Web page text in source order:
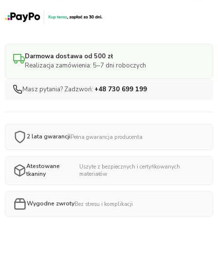
międzynóżkowy
ilość
Darmowa dostawa od 500 zł
Realizacja zamówienia: 5–7 dni roboczych
Masz pytania? Zadzwoń: +48 730 699 199
2 lata gwarancjiPełna gwarancja producenta
Atestowane
tkaniny
Uszyte z bezpiecznych i certyfikowanych
materiałów
Wygodne zwrotyBez stresu i komplikacji